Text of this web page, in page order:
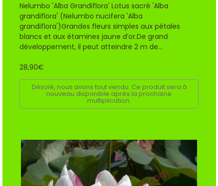
Nelumbo 'Alba Grandiflora' Lotus sacré 'Alba
grandiflora' (Nelumbo nucifera 'Alba
grandiflora')Grandes fleurs simples aux pétales
blancs et aux étamines jaune d’or.De grand
développement, il peut atteindre 2 m de...
28,90€
Désolé, nous avons tout vendu. Ce produit sera à
nouveau disponible après la prochaine
multiplication.